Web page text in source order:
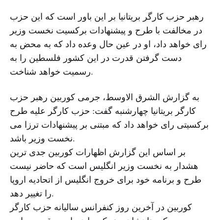
رهبر حزب کارگر بریتانیا بر این باور است که این حزب
در مخالفت با طرح و پیشنهادات برکسیت نخست وزیر
رای خواهد داد، او در عین حال وعده داد که به محض به
دست گرفتن قدرت در این کشور فلسطین را به
رسمیت خواهد شناخت.
به گزارش الشرق الاوسط، جرمی کوربین رهبر حزب
کارگر بریتانیا چهارشنبه گفت: حزب کارگر علیه طرح
برکسیتی رای خواهد داد که مبتنی بر پیشنهادات ترزا می
نخست وزیر باشد.
بر اساس این گزارش اظهارات کوربین جدی ترین
هشدار به نخست وزیر انگلیس است که حاضر نیست
طرح و برنامه خود برای خروج انگلیس از اتحادیه اروپا
را تغییر دهد.
کوربین در آخرین روز کنفرانس سالیانه حزب کارگر